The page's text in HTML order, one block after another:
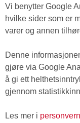
Vi benytter Google
hvilke sider som er
varer og annen
Denne
gjøre via Google
å gi ett
gjennom
Les mer i